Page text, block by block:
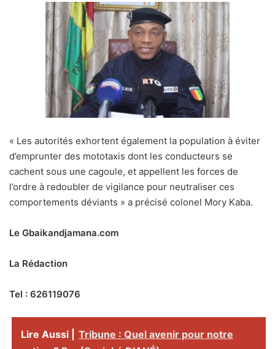
« Les autorités exhortent également la population à éviter
d’emprunter des mototaxis dont les conducteurs se
cachent sous une cagoule, et appellent les forces de
l’ordre à redoubler de vigilance pour neutraliser ces
comportements déviants » a précisé colonel Mory Kaba.
Le Gbaikandjamana.com
La Rédaction
Tel : 626119076
Lire Aussi |
Tribune : Quel avenir pour notre